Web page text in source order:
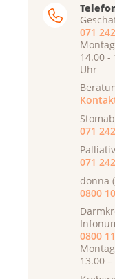
071
14.00 -
Uhr
071
071
donna
0800
0800
13.00